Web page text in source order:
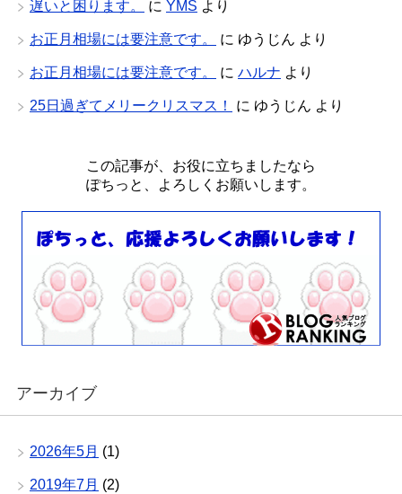
遅いと困ります。 に YMS より
お正月相場には要注意です。 に ゆうじん より
お正月相場には要注意です。 に ハルナ より
25日過ぎてメリークリスマス！ に ゆうじん より
この記事が、お役に立ちましたなら
ぽちっと、よろしくお願いします。
アーカイブ
2026年5月 (1)
2019年7月 (2)